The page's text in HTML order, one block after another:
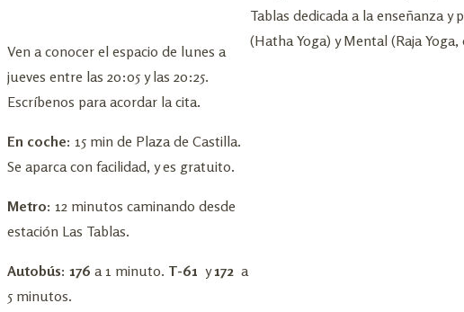
Ven a conocer el espacio de lunes a
jueves entre las 20:05 y las 20:25.
Escríbenos para acordar la cita.
En coche: 15 min de Plaza de Castilla.
Se aparca con facilidad, y es gratuito.
Metro: 12 minutos caminando desde
estación Las Tablas.
Autobús: 176 a 1 minuto. T-61 y172 a
5 minutos.
Tablas dedicada a la enseñanza y
(Hatha Yoga) y Mental (Raja